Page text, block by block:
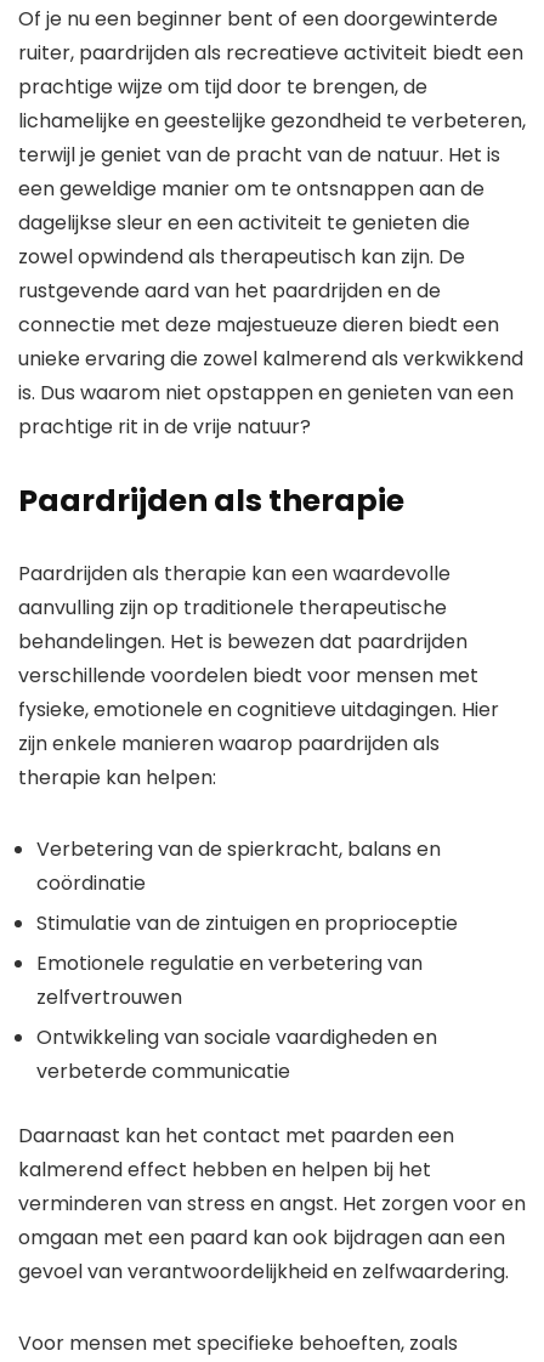
Of je nu een beginner bent of een doorgewinterde
ruiter, paardrijden als recreatieve activiteit biedt een
prachtige wijze om tijd door te brengen, de
lichamelijke en geestelijke gezondheid te verbeteren,
terwijl je geniet van de pracht van de natuur. Het is
een geweldige manier om te ontsnappen aan de
dagelijkse sleur en een activiteit te genieten die
zowel opwindend als therapeutisch kan zijn. De
rustgevende aard van het paardrijden en de
connectie met deze majestueuze dieren biedt een
unieke ervaring die zowel kalmerend als verkwikkend
is. Dus waarom niet opstappen en genieten van een
prachtige rit in de vrije natuur?
Paardrijden als therapie
Paardrijden als therapie kan een waardevolle
aanvulling zijn op traditionele therapeutische
behandelingen. Het is bewezen dat paardrijden
verschillende voordelen biedt voor mensen met
fysieke, emotionele en cognitieve uitdagingen. Hier
zijn enkele manieren waarop paardrijden als
therapie kan helpen:
Verbetering van de spierkracht, balans en
coördinatie
Stimulatie van de zintuigen en proprioceptie
Emotionele regulatie en verbetering van
zelfvertrouwen
Ontwikkeling van sociale vaardigheden en
verbeterde communicatie
Daarnaast kan het contact met paarden een
kalmerend effect hebben en helpen bij het
verminderen van stress en angst. Het zorgen voor en
omgaan met een paard kan ook bijdragen aan een
gevoel van verantwoordelijkheid en zelfwaardering.
Voor mensen met specifieke behoeften, zoals